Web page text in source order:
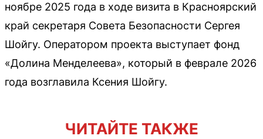
ноябре 2025 года в ходе визита в Красноярский
край секретаря Совета Безопасности Сергея
Шойгу. Оператором проекта выступает фонд
«Долина Менделеева», который в феврале 2026
года возглавила Ксения Шойгу.
ЧИТАЙТЕ ТАКЖЕ